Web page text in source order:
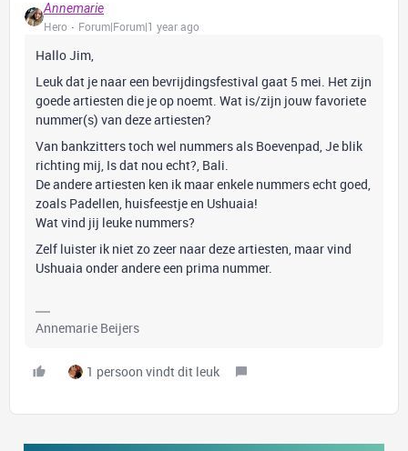
Annemarie
Hero
Forum|Forum|1 year ago
Hallo Jim,
Leuk dat je naar een bevrijdingsfestival gaat 5 mei. Het zijn
goede artiesten die je op noemt. Wat is/zijn jouw favoriete
nummer(s) van deze artiesten?
Van bankzitters toch wel nummers als Boevenpad, Je blik
richting mij, Is dat nou echt?, Bali.
De andere artiesten ken ik maar enkele nummers echt goed,
zoals Padellen, huisfeestje en Ushuaia!
Wat vind jij leuke nummers?
Zelf luister ik niet zo zeer naar deze artiesten, maar vind
Ushuaia onder andere een prima nummer.
Annemarie Beijers
1 persoon vindt dit leuk